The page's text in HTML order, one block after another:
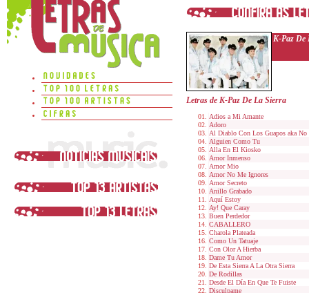
K-Paz De
Letras de K-Paz De La Sierra
Adios a Mi Amante
Adoro
Al Diablo Con Los Guapos aka No
Alguien Como Tu
Alla En El Kiosko
Amor Inmenso
Amor Mio
Amor No Me Ignores
Amor Secreto
Anillo Grabado
Aquí Estoy
Ay! Que Caray
Buen Perdedor
CABALLERO
Charola Plateada
Como Un Tatuaje
Con Olor A Hierba
Dame Tu Amor
De Esta Sierra A La Otra Sierra
De Rodillas
Desde El Día En Que Te Fuiste
Disculpame